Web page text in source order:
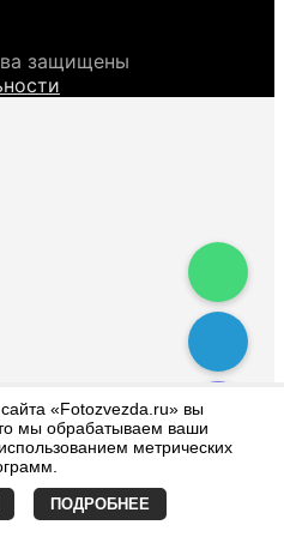
защищены
«Fotozvezda.ru» вы
мы обрабатываем ваши
метрических
ПОДРОБНЕЕ